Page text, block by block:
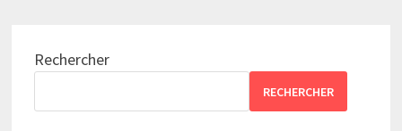
Rechercher
RECHERCHER